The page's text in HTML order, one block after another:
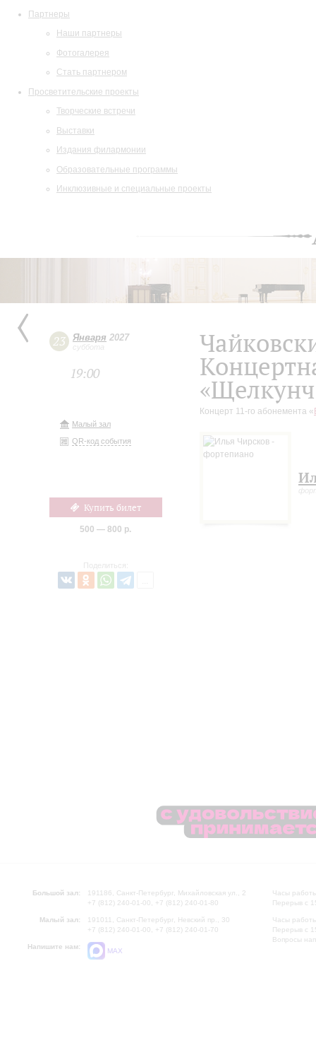
Партнеры
Наши партнеры
Фотогалерея
Стать партнером
Просветительские проекты
Творческие встречи
Выставки
Издания филармонии
Образовательные программы
Инклюзивные и специальные проекты
23 Января 2027
суббота
19:00
Малый зал
QR-код события
Купить билет
500 — 800 р.
Поделиться:
Концерт 11-го абонемента «
Большой зал:
191186, Санкт-Петербург, Михайловская ул., 2
+7 (812) 240-01-00, +7 (812) 240-01-80
Малый зал:
191011, Санкт-Петербург, Невский пр., 30
+7 (812) 240-01-00, +7 (812) 240-01-70
Напишите нам:
MAX
Часы
Перерыв с
Часы
Перерыв с
Вопросы